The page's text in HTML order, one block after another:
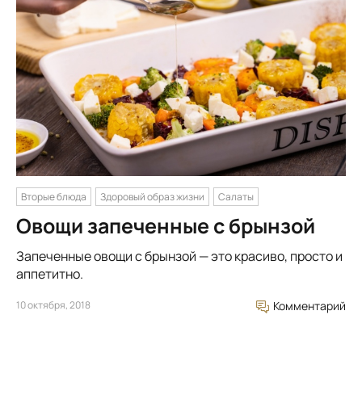
Вторые блюда Здоровый образ жизни Салаты
Овощи запеченные с брынзой
Запеченные овощи с брынзой — это красиво, просто и
аппетитно.
10 октября, 2018 Комментарий